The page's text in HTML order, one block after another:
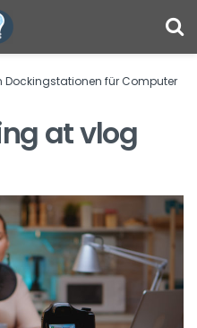
Dockingstationen für Computer
at vlog